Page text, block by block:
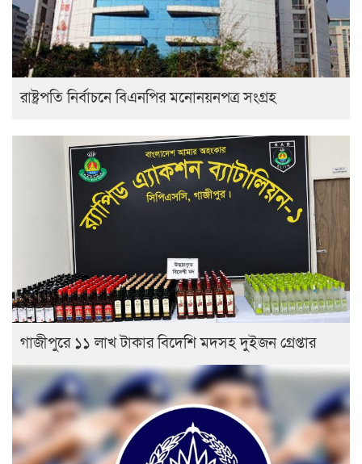
রাষ্ট্রপতি নির্বাচনে বিএনপির মনোনয়নপত্র সংগ্রহ
গাজীপুরে ১১ লাখ টাকার বিদেশি মদসহ দুইজন গ্রেপ্তার